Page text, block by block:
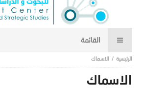
الاسماك
الاسماك